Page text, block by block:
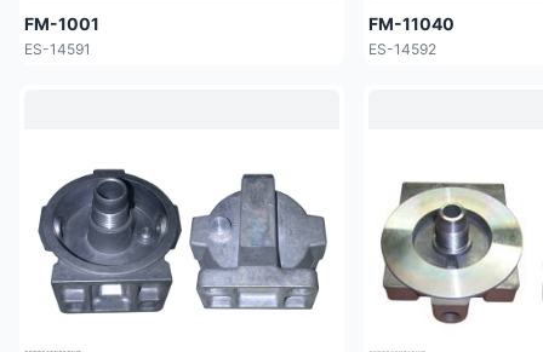
FM-1001
ES-14591
FM-11040
ES-14592